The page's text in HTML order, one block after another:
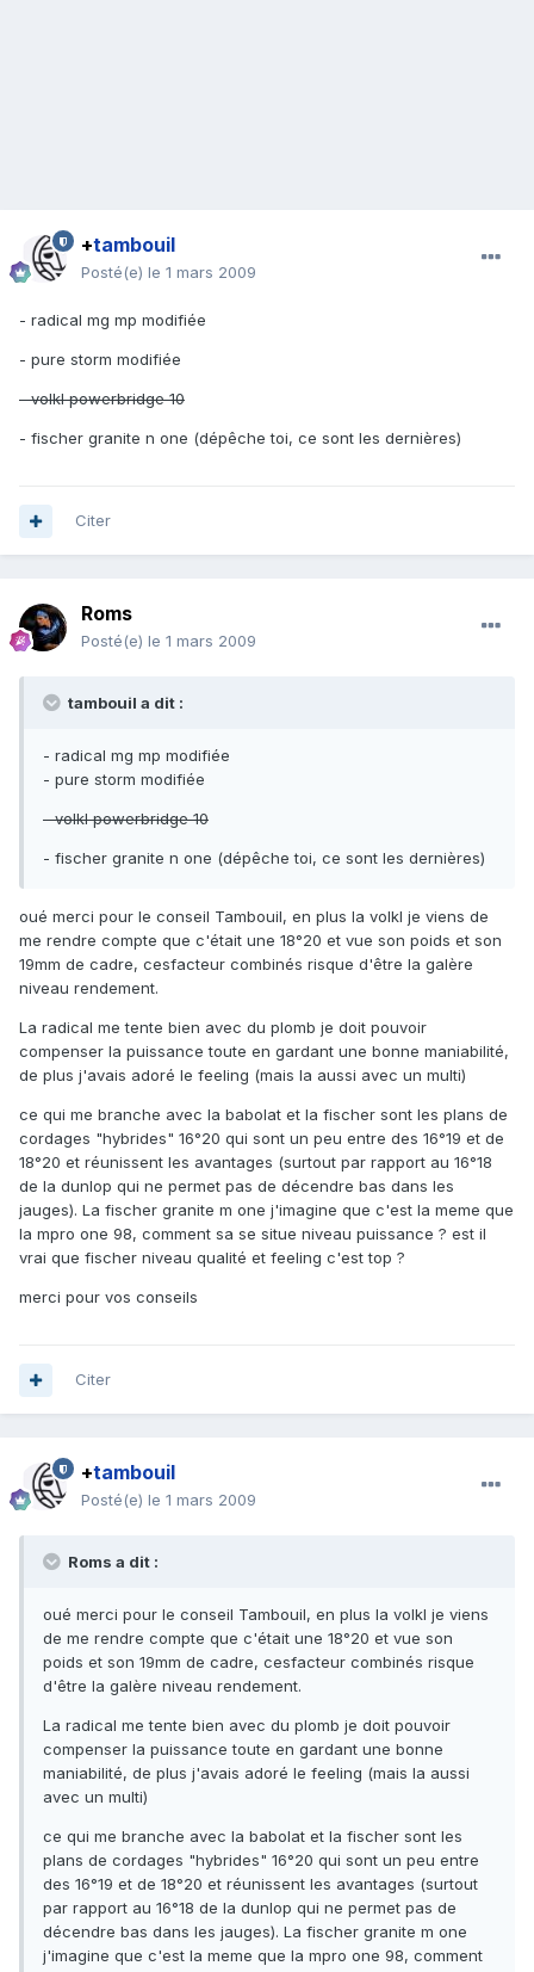
+tambouil
Posté(e) le 1 mars 2009
- radical mg mp modifiée
- pure storm modifiée
- volkl powerbridge 10
- fischer granite n one (dépêche toi, ce sont les dernières)
Citer
Roms
Posté(e) le 1 mars 2009
tambouil a dit :
- radical mg mp modifiée
- pure storm modifiée
- volkl powerbridge 10
- fischer granite n one (dépêche toi, ce sont les dernières)
oué merci pour le conseil Tambouil, en plus la volkl je viens de
me rendre compte que c'était une 18°20 et vue son poids et son
19mm de cadre, cesfacteur combinés risque d'être la galère
niveau rendement.
La radical me tente bien avec du plomb je doit pouvoir
compenser la puissance toute en gardant une bonne maniabilité,
de plus j'avais adoré le feeling (mais la aussi avec un multi)
ce qui me branche avec la babolat et la fischer sont les plans de
cordages "hybrides" 16°20 qui sont un peu entre des 16°19 et de
18°20 et réunissent les avantages (surtout par rapport au 16°18
de la dunlop qui ne permet pas de décendre bas dans les
jauges). La fischer granite m one j'imagine que c'est la meme que
la mpro one 98, comment sa se situe niveau puissance ? est il
vrai que fischer niveau qualité et feeling c'est top ?
merci pour vos conseils
Citer
+tambouil
Posté(e) le 1 mars 2009
Roms a dit :
oué merci pour le conseil Tambouil, en plus la volkl je viens
de me rendre compte que c'était une 18°20 et vue son
poids et son 19mm de cadre, cesfacteur combinés risque
d'être la galère niveau rendement.
La radical me tente bien avec du plomb je doit pouvoir
compenser la puissance toute en gardant une bonne
maniabilité, de plus j'avais adoré le feeling (mais la aussi
avec un multi)
ce qui me branche avec la babolat et la fischer sont les
plans de cordages "hybrides" 16°20 qui sont un peu entre
des 16°19 et de 18°20 et réunissent les avantages (surtout
par rapport au 16°18 de la dunlop qui ne permet pas de
décendre bas dans les jauges). La fischer granite m one
j'imagine que c'est la meme que la mpro one 98, comment